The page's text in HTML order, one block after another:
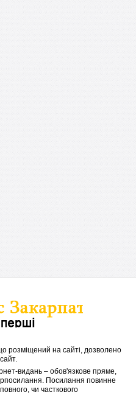
розміщений на сайті, дозволено
видань – обов'язкове пряме,
Посилання повинне
чи часткового